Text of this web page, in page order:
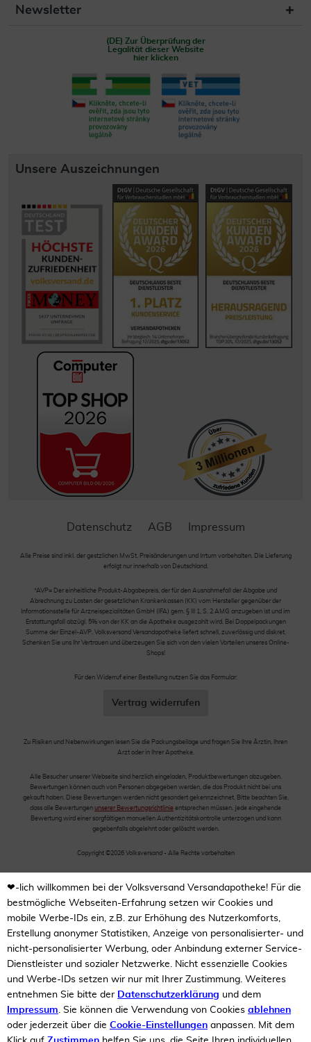
Newsletter
(DE) Zur Überprüfung der
Legalität dieser Website
hier klicken
Unsere Auszeichnungen
Datenschutz AGB Impressum
Alle Preise sind inkl. der gestzlichen MwSt. Preisänderungen und Irrtum vorbehalten. Die Lieferung
erfolgt nur innerhalb von Deutschland.
*AVP= Der einheitliche Produkt-Abgabepreis, der für den Ausnahmefall der Abgabe und
Abrechnung zu Lasten der gesetzlichen Krankenkassen (KK) vom Hersteller gegenüber der
Informationsstelle für Arzneispezialitäten GmbH (IFA) gem. § III 1, S. 2 AMG anzugeben ist und im
Erstattungsfall abzügl. 5% von der KK an die Apotheke ausgezahlt wird. Bei Doppelpackungen
Summe der Einzel-AVP. Volksversand Versandapotheke liefert schnell, zuverlässig und diskret.
Schenken Sie uns Ihr Vertrauen und überzeugen Sie sich von den vielen Vorteilen unseres Online-
Shops!
Für den Widerruf einer Bestellung nutzen Sie das Formular:
Vertrag widerrufen
Zu Risiken und Nebenwirkungen lesen Sie die Packungsbeilage und fragen Sie Ihre Ärztin, Ihren
Arzt oder in Ihrer Apotheke.
Alle Besucher unserer Webseite sind herzlich eingeladen, Produktbewertungen abzugeben.
Bewertungen können auch von Personen abgegeben werden, die das Produkt nicht bei uns
gekauft haben. Diese Bewertungen werden nicht gesondert gekennzeichnet. Bitte beachten Sie,
dass alle Bewertungen unserer Bewertungsrichtlinie entsprechen müssen. Jede eingehende
Bewertung wird einer sorgfältigen manuellen Authentizitätskontrolle unterzogen und kann
gegebenfalls abgelehnt oder gelöscht werden.
Copyright ©2026 Volksversand - Alle Rechte vorbehalten
❤-lich willkommen bei der Volksversand Versandapotheke! Für die
bestmögliche Webseiten-Erfahrung setzen wir Cookies und
mobile Werbe-IDs ein, z.B. zur Erhöhung des Nutzerkomforts,
Erstellung anonymer Statistiken, Anzeige von personalisierter- und
nicht-personalisierter Werbung, oder Anbindung externer Service-
Dienstleister und sozialer Netzwerke. Nicht essenzielle Cookies
und Werbe-IDs setzen wir nur mit Ihrer Zustimmung. Weiteres
entnehmen Sie bitte der Datenschutzerklärung und dem
Impressum. Sie können die Verwendung von Cookies ablehnen
oder jederzeit über die Cookie-Einstellungen anpassen. Mit dem